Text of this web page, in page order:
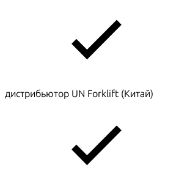
дистрибьютор UN Forklift (Китай)